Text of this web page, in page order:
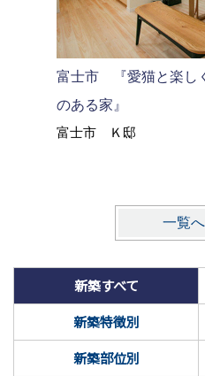
富士市 『愛猫と楽し
のある家』
富士市 Ｋ邸
一覧
新築すべて
新築特徴別
新築部位別